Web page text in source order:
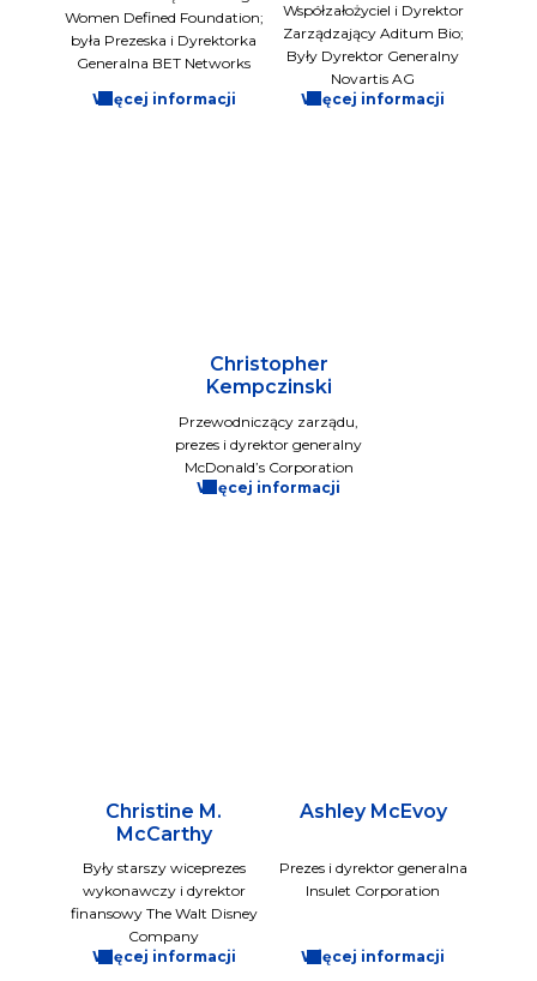
Women Defined Foundation;
była Prezeska i Dyrektorka
Generalna BET Networks
Więcej informacji
Współzałożyciel i Dyrektor
Zarządzający Aditum Bio;
Były Dyrektor Generalny
Novartis AG
Więcej informacji
Christopher
Kempczinski
Przewodniczący zarządu,
prezes i dyrektor generalny
McDonald’s Corporation
Więcej informacji
Christine M.
McCarthy
Były starszy wiceprezes
wykonawczy i dyrektor
finansowy The Walt Disney
Company
Więcej informacji
Ashley McEvoy
Prezes i dyrektor generalna
Insulet Corporation
Więcej informacji